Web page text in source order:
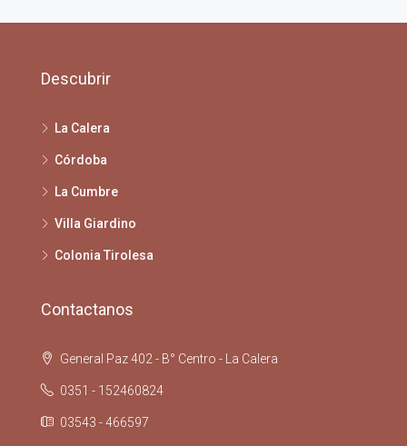
Descubrir
La Calera
Córdoba
La Cumbre
Villa Giardino
Colonia Tirolesa
Contactanos
General Paz 402 - B° Centro - La Calera
0351 - 152460824
03543 - 466597